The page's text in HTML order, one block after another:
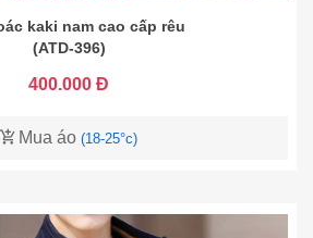
kaki nam cao cấp rêu
(ATD-396)
400.000 Đ
Mua áo (18-25°c)